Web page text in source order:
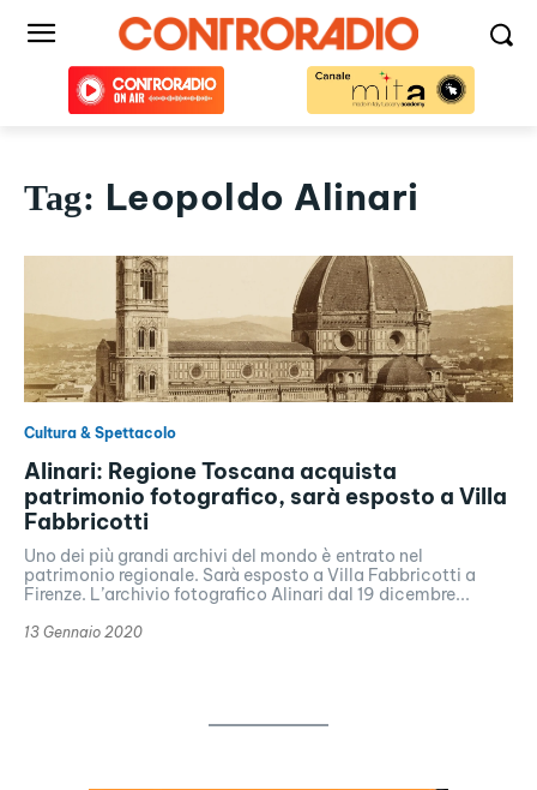
Tag: Leopoldo Alinari
Cultura & Spettacolo
Alinari: Regione Toscana acquista
patrimonio fotografico, sarà esposto a Villa
Fabbricotti
Uno dei più grandi archivi del mondo è entrato nel
patrimonio regionale. Sarà esposto a Villa Fabbricotti a
Firenze. L’archivio fotografico Alinari dal 19 dicembre...
13 Gennaio 2020